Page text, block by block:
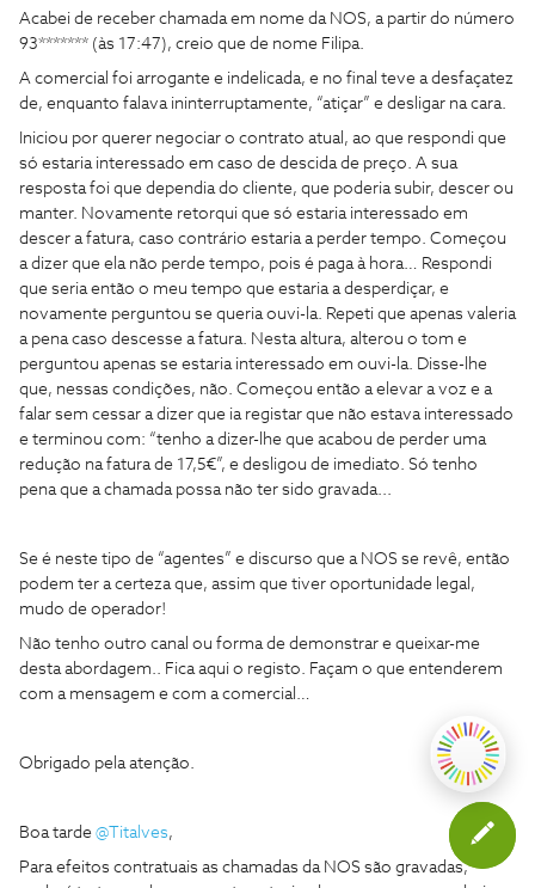
Acabei de receber chamada em nome da NOS, a partir do número
93******* (às 17:47), creio que de nome Filipa.
A comercial foi arrogante e indelicada, e no final teve a desfaçatez
de, enquanto falava ininterruptamente, “atiçar” e desligar na cara.
Iniciou por querer negociar o contrato atual, ao que respondi que
só estaria interessado em caso de descida de preço. A sua
resposta foi que dependia do cliente, que poderia subir, descer ou
manter. Novamente retorqui que só estaria interessado em
descer a fatura, caso contrário estaria a perder tempo. Começou
a dizer que ela não perde tempo, pois é paga à hora… Respondi
que seria então o meu tempo que estaria a desperdiçar, e
novamente perguntou se queria ouvi-la. Repeti que apenas valeria
a pena caso descesse a fatura. Nesta altura, alterou o tom e
perguntou apenas se estaria interessado em ouvi-la. Disse-lhe
que, nessas condições, não. Começou então a elevar a voz e a
falar sem cessar a dizer que ia registar que não estava interessado
e terminou com: “tenho a dizer-lhe que acabou de perder uma
redução na fatura de 17,5€”, e desligou de imediato. Só tenho
pena que a chamada possa não ter sido gravada...
Se é neste tipo de “agentes” e discurso que a NOS se revê, então
podem ter a certeza que, assim que tiver oportunidade legal,
mudo de operador!
Não tenho outro canal ou forma de demonstrar e queixar-me
desta abordagem.. Fica aqui o registo. Façam o que entenderem
com a mensagem e com a comercial…
Obrigado pela atenção.
Boa tarde @Titalves,
Para efeitos contratuais as chamadas da NOS são gravadas,